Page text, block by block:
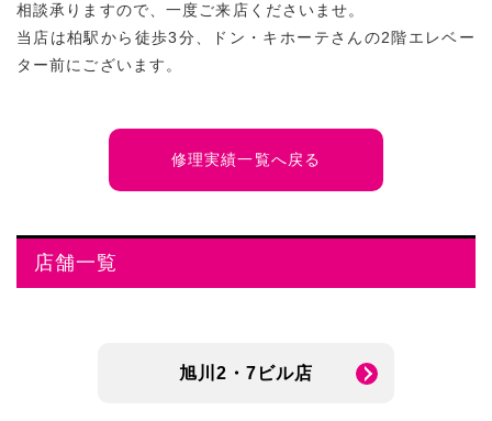
相談承りますので、一度ご来店くださいませ。
当店は柏駅から徒歩3分、ドン・キホーテさんの2階エレベー
ター前にございます。
修理実績一覧へ戻る
店舗一覧
旭川2・7ビル店